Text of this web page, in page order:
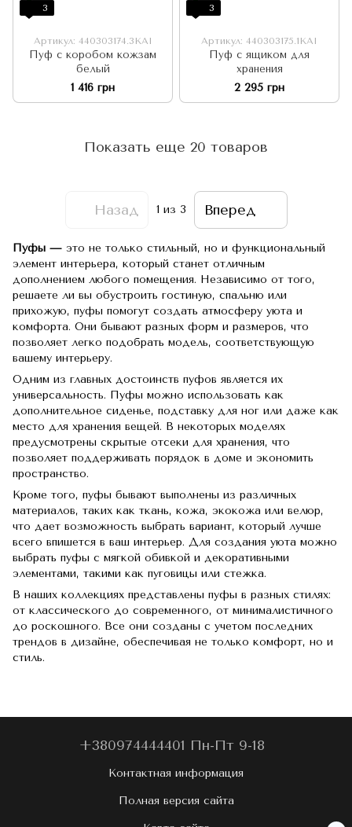
3
Артикул: 440303174.3KAI
Пуф с коробом кожзам
белый
1 416 грн
3
Артикул: 440303175.1KAI
Пуф с ящиком для
хранения
2 295 грн
Показать еще 20 товаров
Назад 1 из 3 Вперед
Пуфы — это не только стильный, но и функциональный
элемент интерьера, который станет отличным
дополнением любого помещения. Независимо от того,
решаете ли вы обустроить гостиную, спальню или
прихожую, пуфы помогут создать атмосферу уюта и
комфорта. Они бывают разных форм и размеров, что
позволяет легко подобрать модель, соответствующую
вашему интерьеру.
Одним из главных достоинств пуфов является их
универсальность. Пуфы можно использовать как
дополнительное сиденье, подставку для ног или даже как
место для хранения вещей. В некоторых моделях
предусмотрены скрытые отсеки для хранения, что
позволяет поддерживать порядок в доме и экономить
пространство.
Кроме того, пуфы бывают выполнены из различных
материалов, таких как ткань, кожа, экокожа или велюр,
что дает возможность выбрать вариант, который лучше
всего впишется в ваш интерьер. Для создания уюта можно
выбрать пуфы с мягкой обивкой и декоративными
элементами, такими как пуговицы или стежка.
В наших коллекциях представлены пуфы в разных стилях:
от классического до современного, от минималистичного
до роскошного. Все они созданы с учетом последних
трендов в дизайне, обеспечивая не только комфорт, но и
стиль.
+380974444401 Пн-Пт 9-18
Контактная информация
Полная версия сайта